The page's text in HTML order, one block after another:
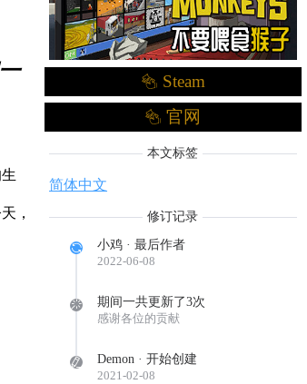
，
Steam
官网
本文标签
简体中文
修订记录
小鸡 · 最后作者
2022-06-08
期间一共更新了3次
感谢各位的贡献
Demon · 开始创建
2021-02-08